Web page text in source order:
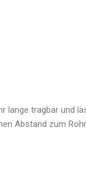
lange tragbar und
Abstand zum